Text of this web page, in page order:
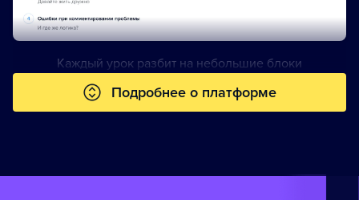
Каждый урок разбит на небольшие блоки
Подробнее о платформе